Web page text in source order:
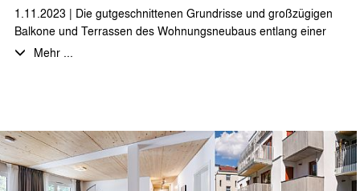
1.11.2023 | Die gutgeschnittenen Grundrisse und großzügigen
Balkone und Terrassen des Wohnungsneubaus entlang einer
Brandwand, sowie der Aufstockung des Vorderhauses werden
belegen.
Mehr ...